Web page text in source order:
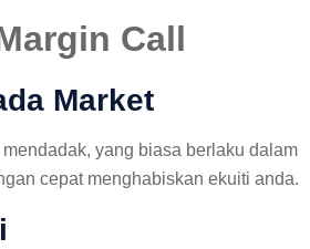
Call
Market
yang biasa berlaku dalam
cepat menghabiskan ekuiti anda.